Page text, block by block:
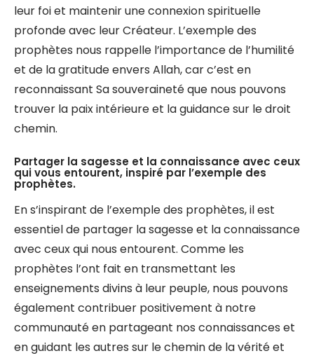
leur foi et maintenir une connexion spirituelle
profonde avec leur Créateur. L’exemple des
prophètes nous rappelle l’importance de l’humilité
et de la gratitude envers Allah, car c’est en
reconnaissant Sa souveraineté que nous pouvons
trouver la paix intérieure et la guidance sur le droit
chemin.
Partager la sagesse et la connaissance avec ceux
qui vous entourent, inspiré par l’exemple des
prophètes.
En s’inspirant de l’exemple des prophètes, il est
essentiel de partager la sagesse et la connaissance
avec ceux qui nous entourent. Comme les
prophètes l’ont fait en transmettant les
enseignements divins à leur peuple, nous pouvons
également contribuer positivement à notre
communauté en partageant nos connaissances et
en guidant les autres sur le chemin de la vérité et